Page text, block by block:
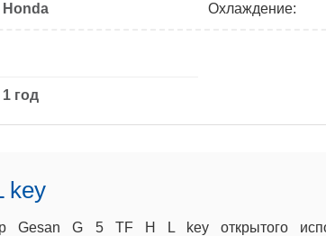
Honda Охлаждение:
1 год
key
Gesan G 5 TF H L key открытого